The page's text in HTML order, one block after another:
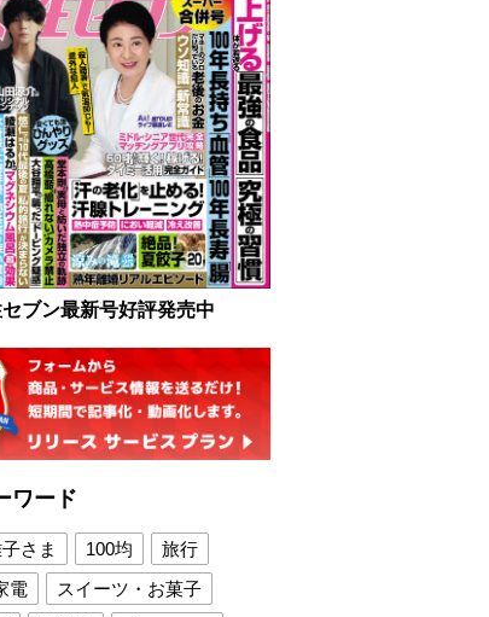
ブン最新号好評発売中
ワード
さま 100均
旅行
電
スイーツ・お菓子